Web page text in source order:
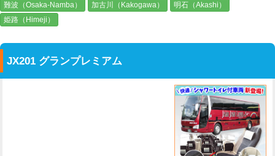
難波（Osaka-Namba）
加古川（Kakogawa）
明石（Akashi）
姫路（Himeji）
JX201 グランプレミアム